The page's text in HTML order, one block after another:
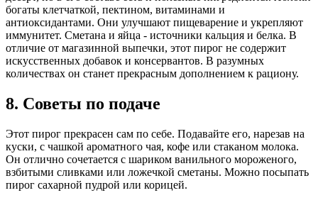
богаты клетчаткой, пектином, витаминами и
антиоксидантами. Они улучшают пищеварение и укрепляют
иммунитет. Сметана и яйца - источники кальция и белка. В
отличие от магазинной выпечки, этот пирог не содержит
искусственных добавок и консервантов. В разумных
количествах он станет прекрасным дополнением к рациону.
8. Советы по подаче
Этот пирог прекрасен сам по себе. Подавайте его, нарезав на
куски, с чашкой ароматного чая, кофе или стаканом молока.
Он отлично сочетается с шариком ванильного мороженого,
взбитыми сливками или ложечкой сметаны. Можно посыпать
пирог сахарной пудрой или корицей.